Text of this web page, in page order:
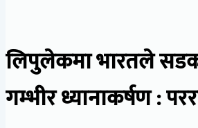
लिपुलेकमा भारतले
गम्भीर ध्यानाकर्षण :